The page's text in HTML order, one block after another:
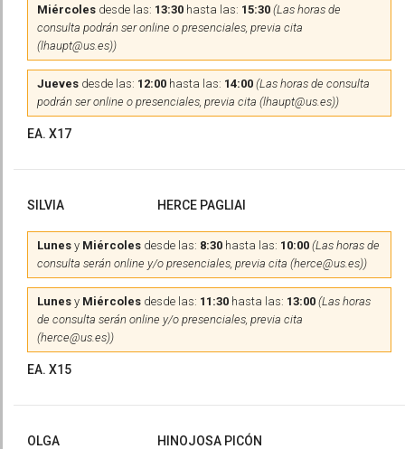
Miércoles desde las: 13:30 hasta las: 15:30 (Las horas de
consulta podrán ser online o presenciales, previa cita
(lhaupt@us.es))
Jueves desde las: 12:00 hasta las: 14:00 (Las horas de consulta
podrán ser online o presenciales, previa cita (lhaupt@us.es))
EA. X17
SILVIA HERCE PAGLIAI
Lunes y Miércoles desde las: 8:30 hasta las: 10:00 (Las horas de
consulta serán online y/o presenciales, previa cita (herce@us.es))
Lunes y Miércoles desde las: 11:30 hasta las: 13:00 (Las horas
de consulta serán online y/o presenciales, previa cita
(herce@us.es))
EA. X15
OLGA HINOJOSA PICÓN